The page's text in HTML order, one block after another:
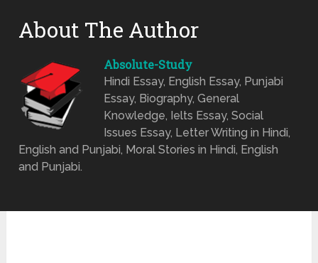
About The Author
Absolute-Study
Hindi Essay, English Essay, Punjabi
Essay, Biography, General
Knowledge, Ielts Essay, Social
Issues Essay, Letter Writing in Hindi,
English and Punjabi, Moral Stories in Hindi, English
and Punjabi.